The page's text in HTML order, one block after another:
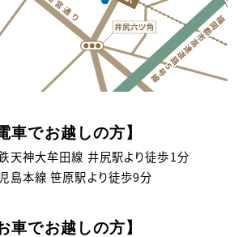
車でお越しの方】
天神大牟田線 井尻駅より徒歩1分
島本線 笹原駅より徒歩9分
車でお越しの方】